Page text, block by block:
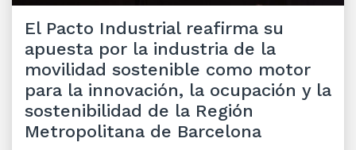
El Pacto Industrial reafirma su
apuesta por la industria de la
movilidad sostenible como motor
para la innovación, la ocupación y la
sostenibilidad de la Región
Metropolitana de Barcelona